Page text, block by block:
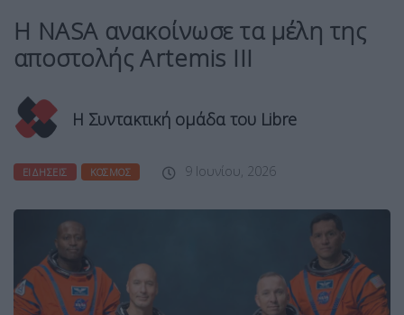
Η NASA ανακοίνωσε τα μέλη της
αποστολής Artemis III
Η Συντακτική ομάδα του Libre
ΕΙΔΉΣΕΙΣ ΚΌΣΜΟΣ 9 Ιουνίου, 2026